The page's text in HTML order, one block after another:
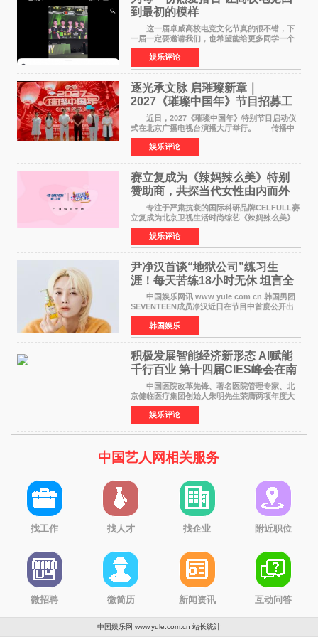
到最初的模样
这一届卓威高校电竞文化节真的很不错，下
一届一定要邀请我们，也希望能给更多同学一个
来到现场的机会。 2026卓威高校电竞文化节
已经落下帷幕，在活动结束后，仍有不少高校电
竞社负责人和现
娱乐评论
逐光承文脉 启璀璨新章｜
2027《璀璨中国年》节目招募工
作圆满启动
近日，2027《璀璨中国年》特别节目启动仪
式在北京广播电视台演播大厅举行。 传播中
华优秀传统文化，弘扬纯正国风艺术，打造高规
格、高质感、正能量的文艺盛典，是璀璨中国年
矢志不渝的初心
娱乐评论
赛立复成为《辣妈辣么美》特别
赞助商，共探当代女性由内而外
活力美
专注于严肃抗衰的国际科研品牌CELFULL赛
立复成为北京卫视生活时尚综艺《辣妈辣么美》
的特别赞助商,明星辣妈袁咏仪倾情参与，向广大
都市女性传递健康生活新主张，寄语当代女性在
家庭与自我之间
娱乐评论
尹净汉首谈“地狱公司”练习生
涯！每天苦练18小时无休 坦言全
靠成员撑过来
中国娱乐网讯 www yule com cn 韩国男团
SEVENTEEN成员净汉近日在节目中首度公开出
道前的残酷练习生经历，并提及经纪公司Pledis
娱乐，引发广泛关注。 在8月2日播出的日本
TBS综艺节目《周
韩国娱乐
积极发展智能经济新形态 Al赋能
千行百业 第十四届CIES峰会在南
京盛大召开
中国医院改革先锋、著名医院管理专家、北
京健临医疗集团创始人朱明先生荣膺两项年度大
奖 2026年7月31日，盛夏金陵，长江之畔，
以重落地·真务实·强链接为主题的2026&lsquo;人
工智能+&rsquo
娱乐评论
中国艺人网相关服务
找工作 找人才 找企业 附近职位
微招聘 微简历 新闻资讯 互动问答
中国娱乐网 www.yule.com.cn 站长统计